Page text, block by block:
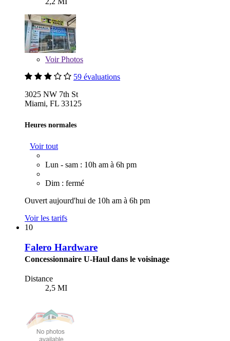
VoirPhotos
59 évaluations
3025 NW 7th St
Miami, FL 33125
Heures normales
Voir tout
Lun - sam : 10h am à 6h pm
Dim : fermé
Ouvert aujourd'hui de 10h am à 6h pm
Voir les tarifs
10
Falero Hardware
Concessionnaire U-Haul dans le voisinage
Distance
2,5 MI